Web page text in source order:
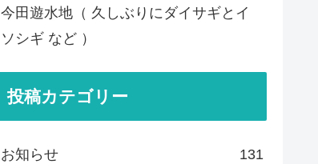
今田遊水地（ 久しぶりにダイサギとイ
ソシギ など ）
投稿カテゴリー
お知らせ 131